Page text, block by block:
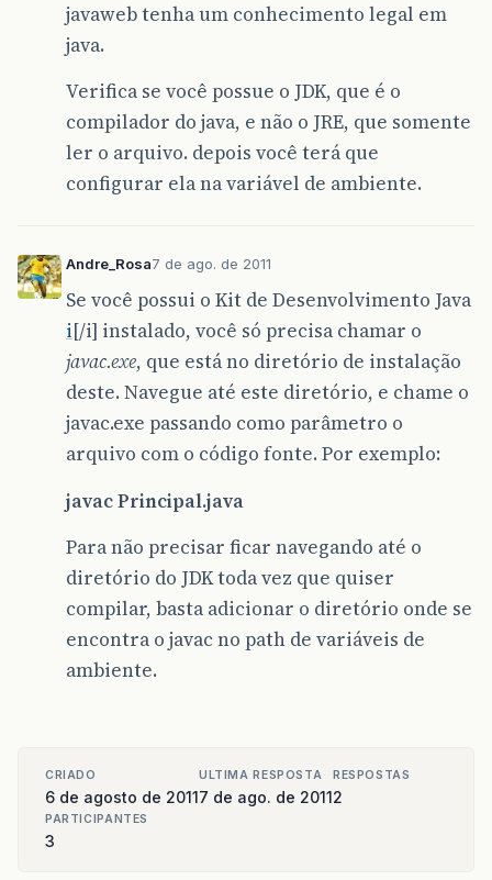
javaweb tenha um conhecimento legal em
java.
Verifica se você possue o JDK, que é o
compilador do java, e não o JRE, que somente
ler o arquivo. depois você terá que
configurar ela na variável de ambiente.
Andre_Rosa7 de ago. de 2011
Se você possui o Kit de Desenvolvimento Java
i[/i] instalado, você só precisa chamar o
javac.exe, que está no diretório de instalação
deste. Navegue até este diretório, e chame o
javac.exe passando como parâmetro o
arquivo com o código fonte. Por exemplo:
javac Principal.java
Para não precisar ficar navegando até o
diretório do JDK toda vez que quiser
compilar, basta adicionar o diretório onde se
encontra o javac no path de variáveis de
ambiente.
CRIADO
6 de agosto de 2011
ULTIMA RESPOSTA
7 de ago. de 2011
RESPOSTAS
2
PARTICIPANTES
3